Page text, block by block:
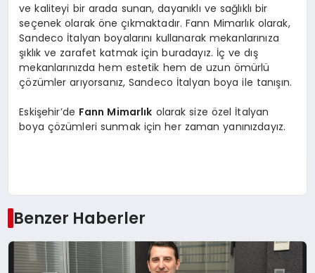
ve kaliteyi bir arada sunan, dayanıklı ve sağlıklı bir
seçenek olarak öne çıkmaktadır. Fann Mimarlık olarak,
Sandeco İtalyan boyalarını kullanarak mekanlarınıza
şıklık ve zarafet katmak için buradayız. İç ve dış
mekanlarınızda hem estetik hem de uzun ömürlü
çözümler arıyorsanız, Sandeco İtalyan boya ile tanışın.
Eskişehir’de Fann Mimarlık olarak size özel İtalyan
boya çözümleri sunmak için her zaman yanınızdayız.
Benzer Haberler